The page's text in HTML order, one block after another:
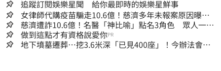
追蹤訂閱娛樂星聞 給你最即時的娛樂星鮮事
女律師代購疫苗騙走10.6億！慈濟多年未報案原因曝：
檢警上門才知被騙
慈濟遭詐10.6億！名醫「神比喻」點名3角色 眾人一看
秒懂讚：好傳神
做到這點才有資格說愛你PR
地下墳墓遷葬…挖3.6米深「已見400座」！今辦法會安